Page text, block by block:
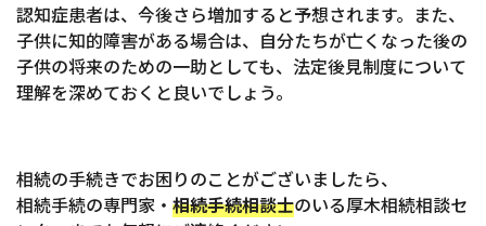
認知症患者は、今後さら増加すると予想されます。また、
子供に知的障害がある場合は、自分たちが亡くなった後の
子供の将来のための一助としても、法定後見制度について
理解を深めておくと良いでしょう。
相続の手続きでお困りのことがございましたら、
相続手続の専門家・ 相続手続相談士のいる厚木相続相談セ